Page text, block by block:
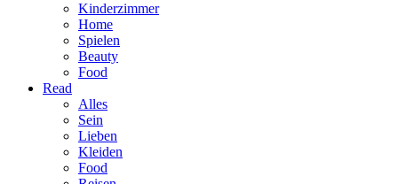
Kinderzimmer
Home
Spielen
Beauty
Food
Read
Alles
Sein
Lieben
Kleiden
Food